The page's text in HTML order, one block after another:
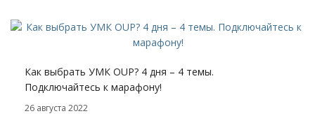
Как выбрать УМК OUP? 4 дня – 4 темы.
Подключайтесь к марафону!
26 августа 2022